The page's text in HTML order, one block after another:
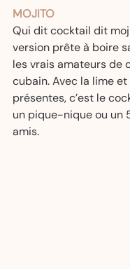
MOJITO
Qui dit cocktail dit
version prête à boire
les vrais amateurs de
cubain. Avec la lime
présentes, c’est le
un pique-nique ou un
amis.